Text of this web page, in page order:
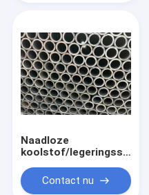
ID-toleranties voor
behouden
Naadloze
koolstof/legeringsstaal
condensatorbuizen
Contact nu